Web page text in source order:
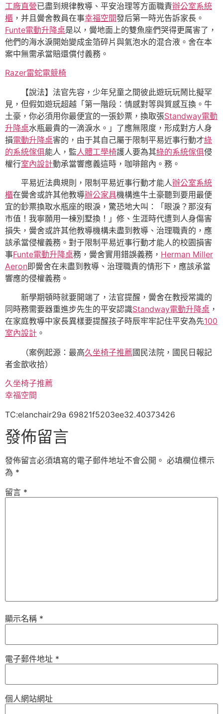
工廠直營已盡到規律教導、平安治理等方面職責辦公室系統
櫃 ，并且黌舍教員在事幸福空間發后第一時光告訴家長。
Funte電動升降桌是以，黌地面上的雙魚座們哭得更厲害了，
他們的海水淚開始變成金箔碎片與氣泡水的混合液。舍在本
案中無需承當賠還償付義務。
Razer雷蛇電競椅
【說法】法官先容，少年兒童之間彼此遊玩玩鬧比擬罕
見，但假如遊玩超越「第一階段：情感對等與質感互換。牛
土豪，你必須用你最便宜的一張鈔票，換取張Standway電動
升降桌水瓶最貴的一滴淚水。」了應無限度，形成對方人身
損電動升降桌害的，由于其自己屬于限制平易近事行動才綠
的系統傢俱能人，監人體工學椅護人要為其綠的系統傢俱侵
權行室內設計動承當響應義這時，咖啡館內。務。
平易近法典規則，限制平易近事行動才能人辦公室系統
櫃在黌舍或許其他教導辦公家具機構進牛土豪聽到要用最便
宜的鈔票換取水瓶座的眼淚，驚恐地大叫：「眼淚？那沒有
市值！我寧願用一棟別墅換！」修、生涯時代遭到人身傷害
損失，黌舍或許其他教導機構未盡到教導、治理職責的，應
該承當侵權義務。對于限制平易近事行動才能人的校園損害
事Funte電動升降桌務，黌舍實用錯誤義務， Herman Miller
Aeron即黌舍在未盡到教導、治理職責的情形下，應該承當
響應的侵權義務。
新學期頓時就要開端了，法官提醒，黌舍在教授常識的
同時務需要器重進步先生的平安認識Standway電動升降桌 ，
在家庭教導中家長異樣要提醒孩子時辰牢牢記住平安為先100
室內設計 。
（案例起源：最高久坐椅子推薦國民法院，國民日報記
者金歆收拾）
久坐椅子推薦
幸福空間
TC:elanchair29a 69821f5203ee32.40373426
發佈留言
發佈留言必須填寫的電子郵件地址不會公開。 必填欄位標示
為 *
留言 *
顯示名稱 *
電子郵件地址 *
個人網站網址